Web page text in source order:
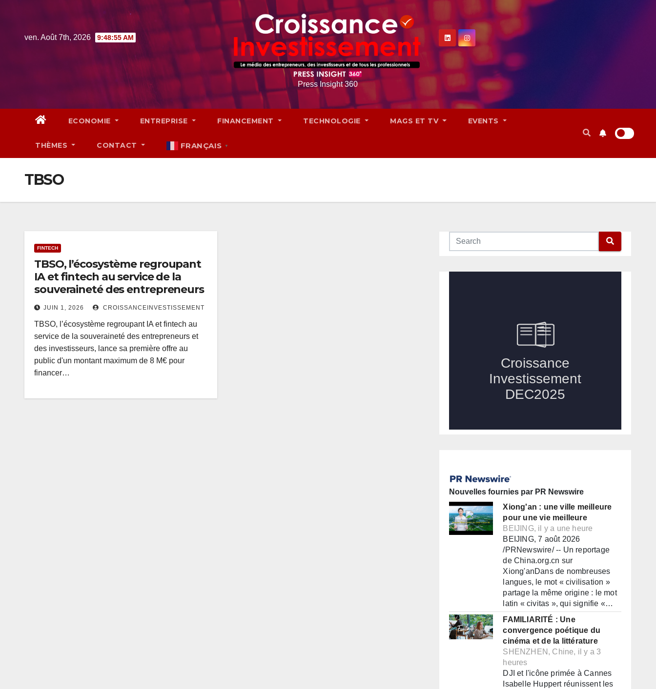
contentven. Août 7th, 2026 9:48:56 AM
Press Insight 360
ECONOMIE ENTREPRISE FINANCEMENT TECHNOLOGIE MAGS ET TV EVENTS
THÈMES CONTACT FRANÇAIS ▼
TBSO
FINTECH
TBSO, l’écosystème regroupant
IA et fintech au service de la
souveraineté des entrepreneurs
JUIN 1, 2026 CROISSANCEINVESTISSEMENT
TBSO, l’écosystème regroupant IA et fintech au
service de la souveraineté des entrepreneurs et
des investisseurs, lance sa première offre au
public d'un montant maximum de 8 M€ pour
financer…
Nouvelles fournies par PR Newswire
Xiong'an : une ville meilleure
pour une vie meilleure
BEIJING, il y a une heure
BEIJING, 7 août 2026
/PRNewswire/ -- Un reportage
de China.org.cn sur
Xiong'anDans de nombreuses
langues, le mot « civilisation »
partage la même origine : le mot
latin « civitas », qui signifie «…
FAMILIARITÉ : Une
convergence poétique du
cinéma et de la littérature
SHENZHEN, Chine, il y a 3
heures
DJI et l'icône primée à Cannes
Isabelle Huppert réunissent les